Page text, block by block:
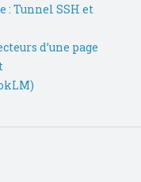
: Tunnel SSH et
d’une page